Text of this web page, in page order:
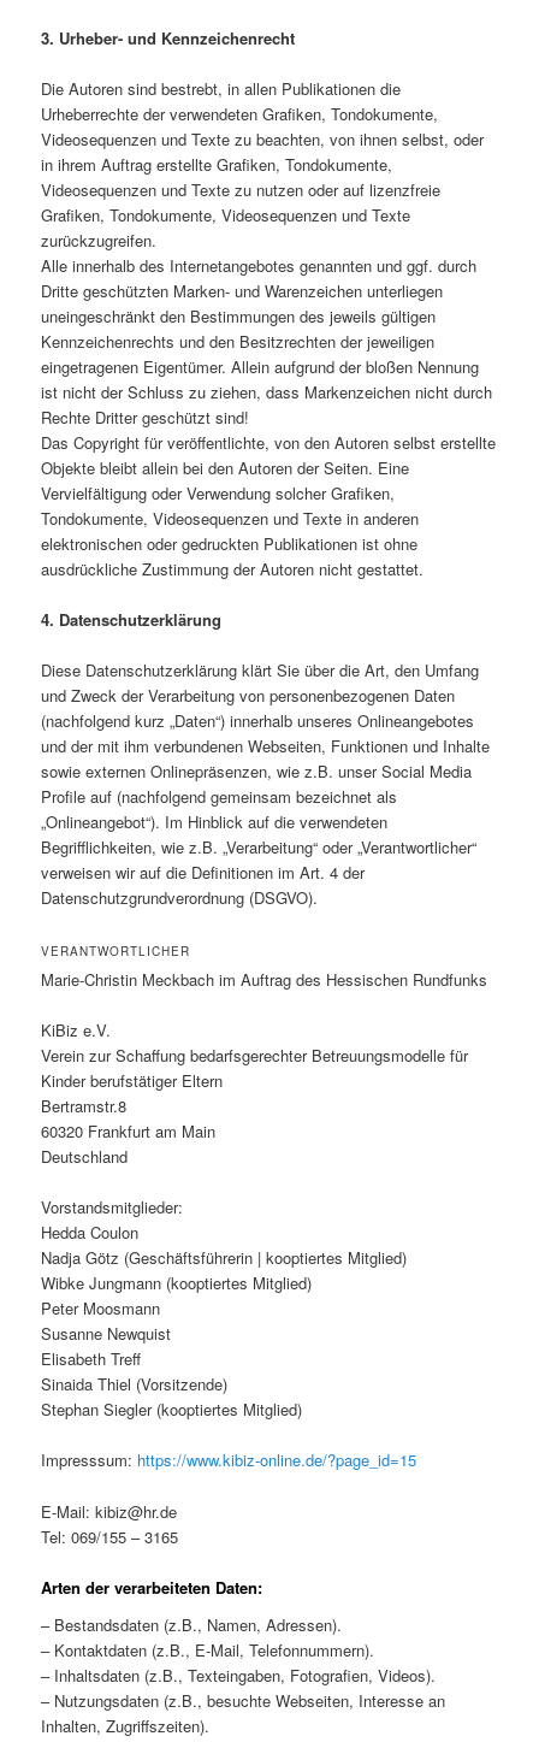
3. Urheber- und Kennzeichenrecht
Die Autoren sind bestrebt, in allen Publikationen die
Urheberrechte der verwendeten Grafiken, Tondokumente,
Videosequenzen und Texte zu beachten, von ihnen selbst, oder
in ihrem Auftrag erstellte Grafiken, Tondokumente,
Videosequenzen und Texte zu nutzen oder auf lizenzfreie
Grafiken, Tondokumente, Videosequenzen und Texte
zurückzugreifen.
Alle innerhalb des Internetangebotes genannten und ggf. durch
Dritte geschützten Marken- und Warenzeichen unterliegen
uneingeschränkt den Bestimmungen des jeweils gültigen
Kennzeichenrechts und den Besitzrechten der jeweiligen
eingetragenen Eigentümer. Allein aufgrund der bloßen Nennung
ist nicht der Schluss zu ziehen, dass Markenzeichen nicht durch
Rechte Dritter geschützt sind!
Das Copyright für veröffentlichte, von den Autoren selbst erstellte
Objekte bleibt allein bei den Autoren der Seiten. Eine
Vervielfältigung oder Verwendung solcher Grafiken,
Tondokumente, Videosequenzen und Texte in anderen
elektronischen oder gedruckten Publikationen ist ohne
ausdrückliche Zustimmung der Autoren nicht gestattet.
4. Datenschutzerklärung
Diese Datenschutzerklärung klärt Sie über die Art, den Umfang
und Zweck der Verarbeitung von personenbezogenen Daten
(nachfolgend kurz „Daten“) innerhalb unseres Onlineangebotes
und der mit ihm verbundenen Webseiten, Funktionen und Inhalte
sowie externen Onlinepräsenzen, wie z.B. unser Social Media
Profile auf (nachfolgend gemeinsam bezeichnet als
„Onlineangebot“). Im Hinblick auf die verwendeten
Begrifflichkeiten, wie z.B. „Verarbeitung“ oder „Verantwortlicher“
verweisen wir auf die Definitionen im Art. 4 der
Datenschutzgrundverordnung (DSGVO).
VERANTWORTLICHER
Marie-Christin Meckbach im Auftrag des Hessischen Rundfunks
KiBiz e.V.
Verein zur Schaffung bedarfsgerechter Betreuungsmodelle für
Kinder berufstätiger Eltern
Bertramstr.8
60320 Frankfurt am Main
Deutschland
Vorstandsmitglieder:
Hedda Coulon
Nadja Götz (Geschäftsführerin | kooptiertes Mitglied)
Wibke Jungmann (kooptiertes Mitglied)
Peter Moosmann
Susanne Newquist
Elisabeth Treff
Sinaida Thiel (Vorsitzende)
Stephan Siegler (kooptiertes Mitglied)
Impresssum: https://www.kibiz-online.de/?page_id=15
E-Mail: kibiz@hr.de
Tel: 069/155 – 3165
Arten der verarbeiteten Daten:
– Bestandsdaten (z.B., Namen, Adressen).
– Kontaktdaten (z.B., E-Mail, Telefonnummern).
– Inhaltsdaten (z.B., Texteingaben, Fotografien, Videos).
– Nutzungsdaten (z.B., besuchte Webseiten, Interesse an
Inhalten, Zugriffszeiten).